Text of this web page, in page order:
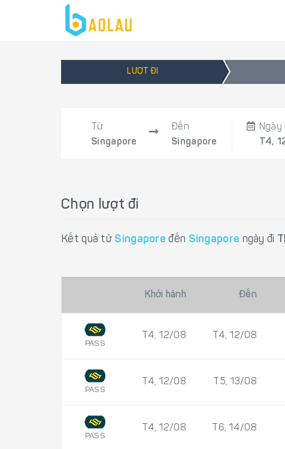
LƯỢT ĐI
Từ
Singapore
Đến
Singapore
Ngày
T4,
Chọn lượt đi
Kết quả từ Singapore đến Singapore ngày đi
Khởi hành Đến
PASS
T4, 12/08 T4, 12/08
PASS
T4, 12/08 T5, 13/08
PASS
T4, 12/08 T6, 14/08